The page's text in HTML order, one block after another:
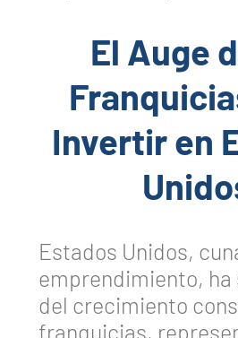
El Auge
Invertir en
Estados Unidos,
emprendimiento,
del crecimiento
franquicias,